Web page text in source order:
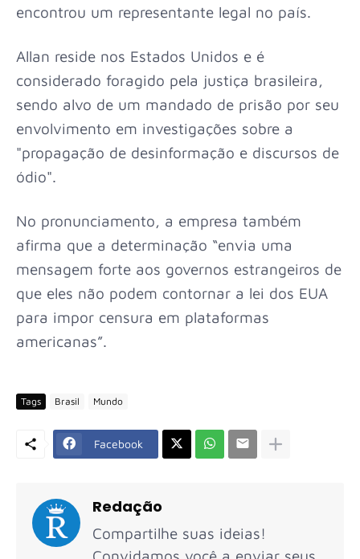
encontrou um representante legal no país.
Allan reside nos Estados Unidos e é
considerado foragido pela justiça brasileira,
sendo alvo de um mandado de prisão por seu
envolvimento em investigações sobre a
"propagação de desinformação e discursos de
ódio".
No pronunciamento, a empresa também
afirma que a determinação “envia uma
mensagem forte aos governos estrangeiros de
que eles não podem contornar a lei dos EUA
para impor censura em plataformas
americanas”.
Tags Brasil Mundo
Facebook
Redação
Compartilhe suas ideias!
Convidamos você a enviar seus